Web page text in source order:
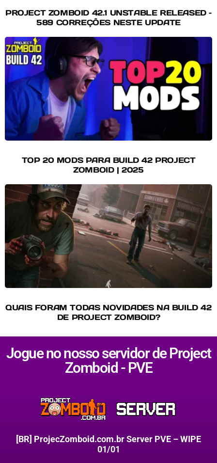
PROJECT ZOMBOID 42.1 UNSTABLE RELEASED –
589 CORREÇÕES NESTE UPDATE
TOP 20 MODS PARA BUILD 42 PROJECT
ZOMBOID | 2025
QUAIS FORAM TODAS NOVIDADES NA BUILD 42
DE PROJECT ZOMBOID?
Jogue no nosso servidor de Project
Zomboid - PVE
[BR] ProjecZomboid.com.br Server PVE – WIPE
01/01